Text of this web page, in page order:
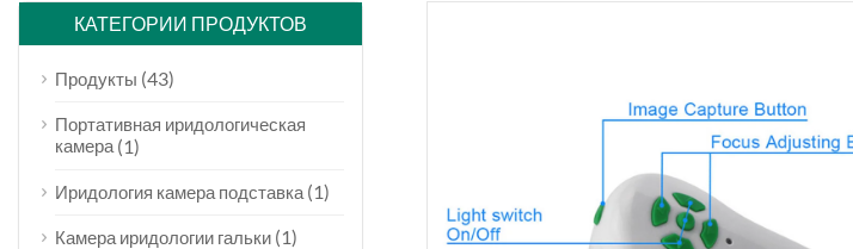
КАТЕГОРИИ ПРОДУКТОВ
Продукты (43)
Портативная иридологическая
камера(1)
Иридология камера подставка (1)
Камера иридологии гальки (1)